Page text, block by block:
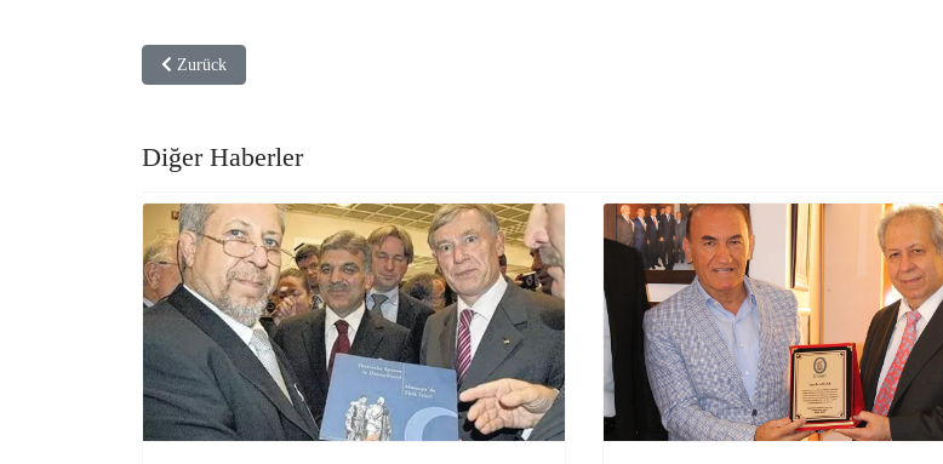
Vorheriger Beitrag: Dr. Latif Çelik TRT Türk'te Konuştu: "Almanya’daki kültür tarihimizi daha çok öğrenmeliyiz"
Zurück
Diğer Haberler